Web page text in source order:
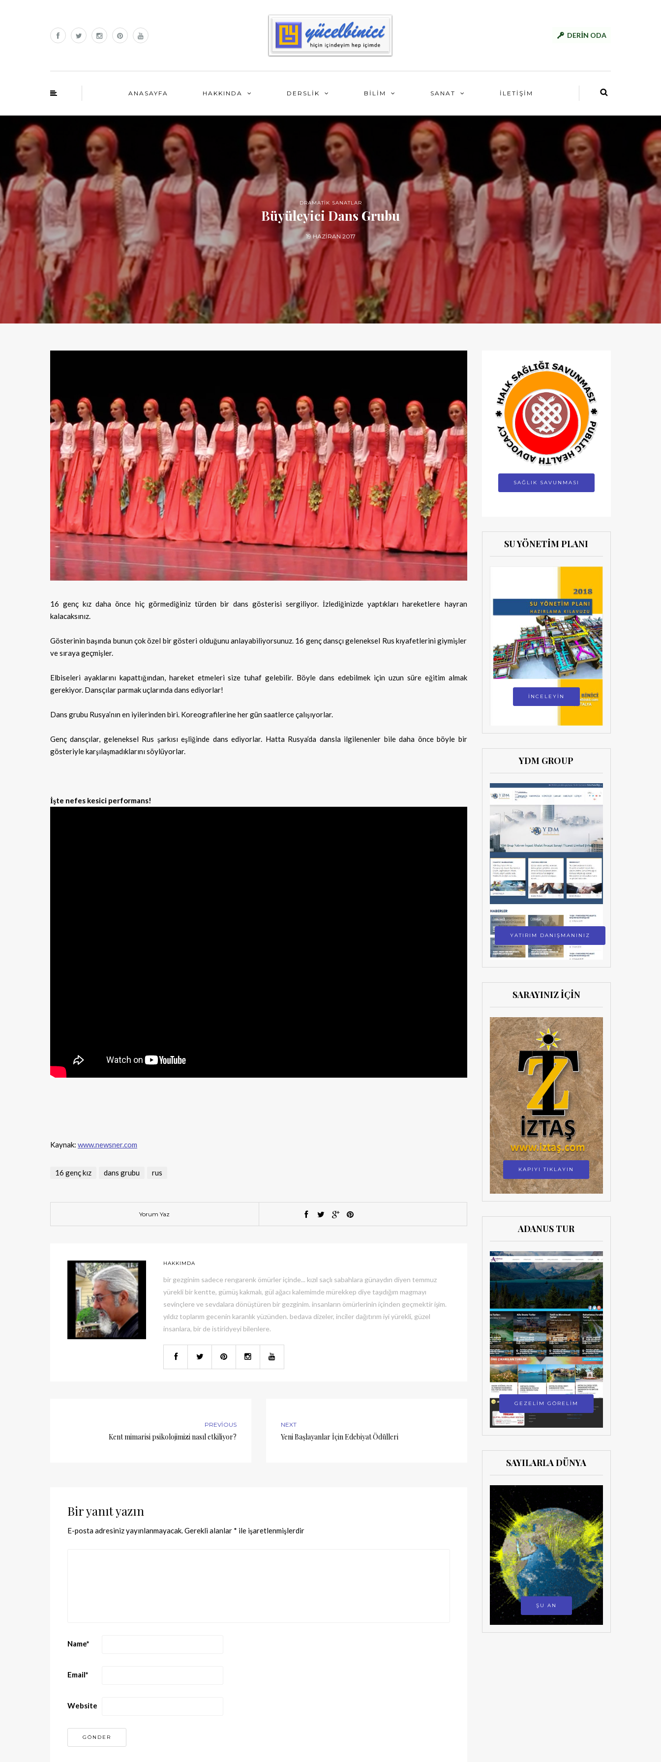
DERİN ODA
ANASAYFA HAKKINDA DERSLİK BİLİM SANAT İLETİŞİM
DRAMATİK SANATLAR
Büyüleyici Dans Grubu
19 HAZIRAN 2017
16 genç kız daha önce hiç görmediğiniz türden bir dans gösterisi sergiliyor. İzlediğinizde yaptıkları hareketlere hayran
kalacaksınız.
Gösterinin başında bunun çok özel bir gösteri olduğunu anlayabiliyorsunuz. 16 genç dansçı geleneksel Rus kıyafetlerini giymişler
ve sıraya geçmişler.
Elbiseleri ayaklarını kapattığından, hareket etmeleri size tuhaf gelebilir. Böyle dans edebilmek için uzun süre eğitim almak
gerekiyor. Dansçılar parmak uçlarında dans ediyorlar!
Dans grubu Rusya’nın en iyilerinden biri. Koreografilerine her gün saatlerce çalışıyorlar.
Genç dansçılar, geleneksel Rus şarkısı eşliğinde dans ediyorlar. Hatta Rusya’da dansla ilgilenenler bile daha önce böyle bir
gösteriyle karşılaşmadıklarını söylüyorlar.
İşte nefes kesici performans!
Kaynak: www.newsner.com
16 genç kız dans grubu rus
Yorum Yaz
HAKKIMDA
bir gezginim sadece rengarenk ömürler içinde... kızıl saçlı sabahlara günaydın diyen temmuz
yürekli bir kentte, gümüş kakmalı, gül ağacı kalemimde mürekkep diye taşıdığım magmayı
sevinçlere ve sevdalara dönüştüren bir gezginim. insanların ömürlerinin içinden geçmektir işim.
yıldız toplarım gecenin karanlık yüzünden. bedava dizeler, inciler dağıtırım iyi yürekli, güzel
insanlara, bir de istiridyeyi bilenlere.
PREVIOUS
Kent mimarisi psikolojimizi nasıl etkiliyor?
NEXT
Yeni Başlayanlar İçin Edebiyat Ödülleri
Bir yanıt yazın
E-posta adresiniz yayınlanmayacak.Gerekli alanlar * ile işaretlenmişlerdir
Name*
Email*
Website
SAĞLIK SAVUNMASI
SU YÖNETİM PLANI
İNCELEYİN
YDM GROUP
YATIRIM DANIŞMANINIZ
SARAYINIZ İÇİN
KAPIYI TIKLAYIN
ADANUS TUR
GEZELİM GÖRELİM
SAYILARLA DÜNYA
ŞU AN